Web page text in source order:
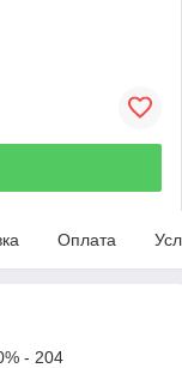
Оплата
- 204